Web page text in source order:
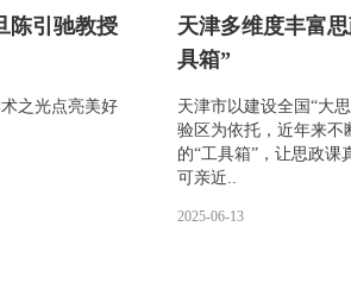
陈引驰教授
之光点亮美好
天津多维度丰富
具箱”
天津市以建设全国“大
验区为依托，近年来不
的“工具箱”，让思政课
可亲近..
2025-06-13